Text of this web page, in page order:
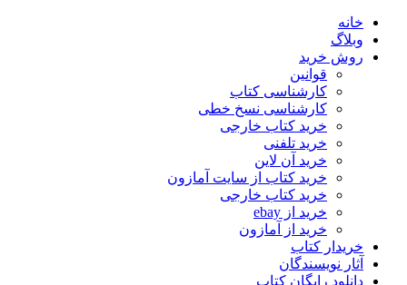
خانه
وبلاگ
روش خرید
قوانین
کارشناسی کتاب
کارشناسی نسخ خطی
خرید کتاب خارجی
خرید تلفنی
خرید آن لاین
خرید کتاب از سایت آمازون
خرید کتاب خارجی
خرید از ebay
خرید از آمازون
خریدار کتاب
آثار نویسندگان
دانلود رایگان کتاب